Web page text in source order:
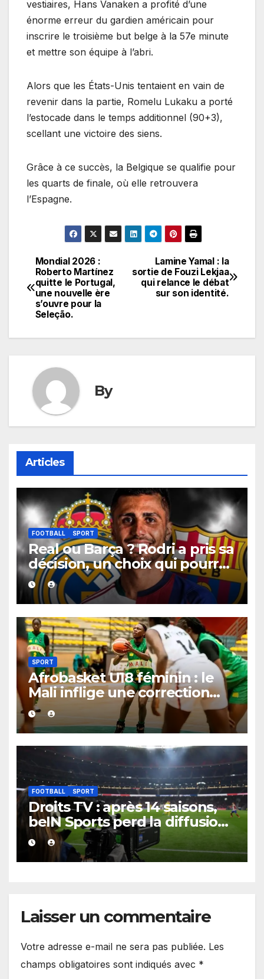
vestiaires, Hans Vanaken a profité d’une
énorme erreur du gardien américain pour
inscrire le troisième but belge à la 57e minute
et mettre son équipe à l’abri.
Alors que les États-Unis tentaient en vain de
revenir dans la partie, Romelu Lukaku a porté
l’estocade dans le temps additionnel (90+3),
scellant une victoire des siens.
Grâce à ce succès, la Belgique se qualifie pour
les quarts de finale, où elle retrouvera
l’Espagne.
Navigation
de
l’article
Lamine Yamal : la
sortie de Fouzi Lekjaa
qui relance le débat
sur son identité.
Mondial 2026 :
Roberto Martínez
quitte le Portugal,
une nouvelle ère
s’ouvre pour la
Seleção.
By
Articles
FOOTBALL SPORT
Real ou Barça ? Rodri a pris sa
décision, un choix qui pourrait
faire grand bruit sur le
marché des transferts.
SPORT
Afrobasket U18 féminin : le
Mali inflige une correction
historique au Bénin avec plus
de 100 points d’écart
FOOTBALL SPORT
Droits TV : après 14 saisons,
beIN Sports perd la diffusion
de la Liga
Laisser un commentaire
Votre adresse e-mail ne sera pas publiée. Les
champs obligatoires sont indiqués avec *